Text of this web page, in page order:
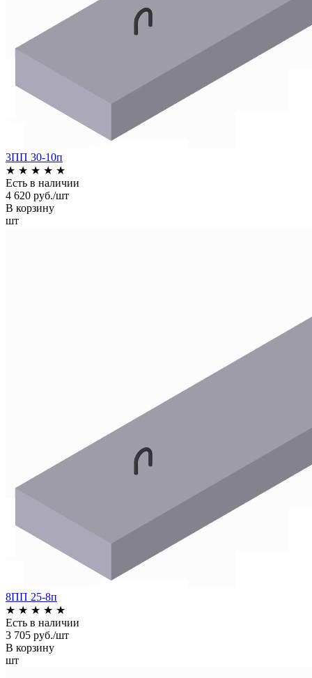
3ПП 30-10п
★ ★ ★ ★ ★
Есть в наличии
4 620 руб./шт
В корзину
шт
8ПП 25-8п
★ ★ ★ ★ ★
Есть в наличии
3 705 руб./шт
В корзину
шт